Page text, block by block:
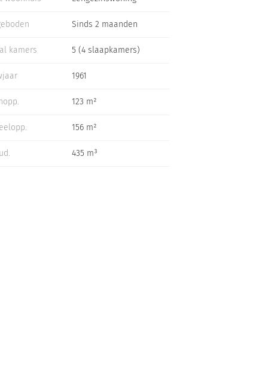
Sinds 2 maanden
kamers 5 (4 slaapkamers)
1961
123 m²
156 m²
435 m³